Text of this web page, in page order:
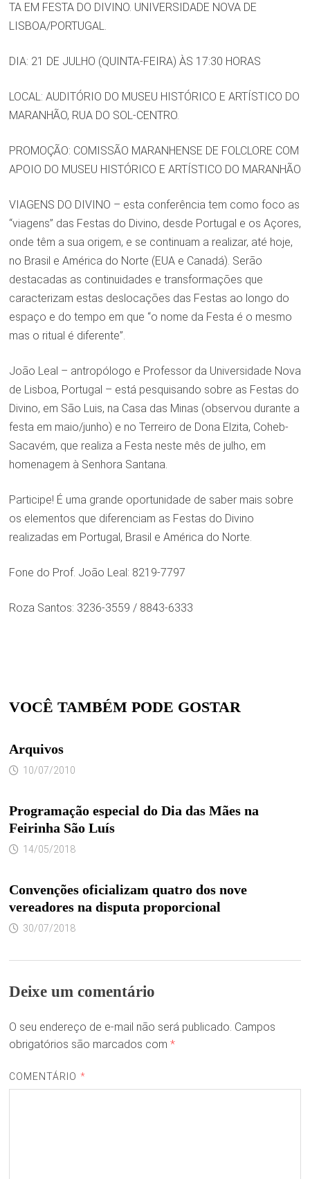
TA EM FESTA DO DIVINO. UNIVERSIDADE NOVA DE
LISBOA/PORTUGAL.
DIA: 21 DE JULHO (QUINTA-FEIRA) ÀS 17:30 HORAS
LOCAL: AUDITÓRIO DO MUSEU HISTÓRICO E ARTÍSTICO DO
MARANHÃO, RUA DO SOL-CENTRO.
PROMOÇÃO: COMISSÃO MARANHENSE DE FOLCLORE COM
APOIO DO MUSEU HISTÓRICO E ARTÍSTICO DO MARANHÃO
VIAGENS DO DIVINO – esta conferência tem como foco as
“viagens” das Festas do Divino, desde Portugal e os Açores,
onde têm a sua origem, e se continuam a realizar, até hoje,
no Brasil e América do Norte (EUA e Canadá). Serão
destacadas as continuidades e transformações que
caracterizam estas deslocações das Festas ao longo do
espaço e do tempo em que “o nome da Festa é o mesmo
mas o ritual é diferente”.
João Leal – antropólogo e Professor da Universidade Nova
de Lisboa, Portugal – está pesquisando sobre as Festas do
Divino, em São Luis, na Casa das Minas (observou durante a
festa em maio/junho) e no Terreiro de Dona Elzita, Coheb-
Sacavém, que realiza a Festa neste mês de julho, em
homenagem à Senhora Santana.
Participe! É uma grande oportunidade de saber mais sobre
os elementos que diferenciam as Festas do Divino
realizadas em Portugal, Brasil e América do Norte.
Fone do Prof. João Leal: 8219-7797
Roza Santos: 3236-3559 / 8843-6333
VOCÊ TAMBÉM PODE GOSTAR
Arquivos
10/07/2010
Programação especial do Dia das Mães na
Feirinha São Luís
14/05/2018
Convenções oficializam quatro dos nove
vereadores na disputa proporcional
30/07/2018
Deixe um comentário
O seu endereço de e-mail não será publicado. Campos
obrigatórios são marcados com *
COMENTÁRIO *